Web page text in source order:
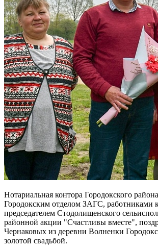
Нотариальная контора Городокского
Городокским отделом ЗАГС, работниками
председателем Стодолищенского
районной акции "Счастливы вместе",
Чернаковых из деревни Волненки
золотой свадьбой.